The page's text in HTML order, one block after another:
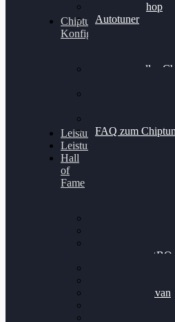
Alientech Shop
Autotuner
Chiptuning
Konfigurator
Professionelles
Professionelles
FAQ zum
Leistungsmessung
Leistungsprüfstand
Hall
of
Fame
Nissan GT-R35
V6 TWINTURBO
VW Passat
VW T6 Multivan